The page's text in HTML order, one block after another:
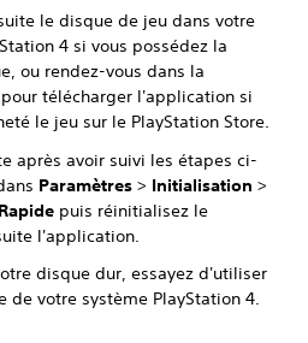
le disque de jeu dans votre
4 si vous possédez la
ou rendez-vous dans la
télécharger l'application si
le jeu sur le PlayStation Store.
après avoir suivi les étapes ci-
Paramètres > Initialisation >
Rapide puis réinitialisez le
l'application.
disque dur, essayez d'utiliser
de votre système PlayStation 4.